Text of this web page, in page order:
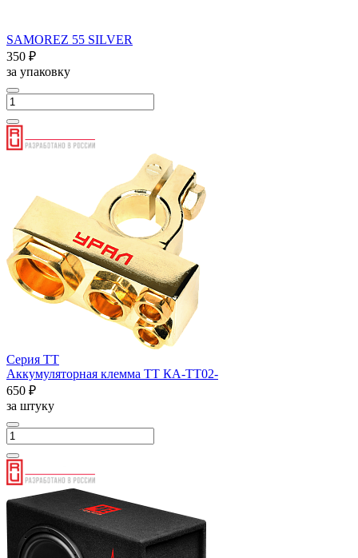
SAMOREZ 55 SILVER
350 ₽
за упаковку
Серия ТТ
Аккумуляторная клемма ТТ КА-ТТ02-
650 ₽
за штуку